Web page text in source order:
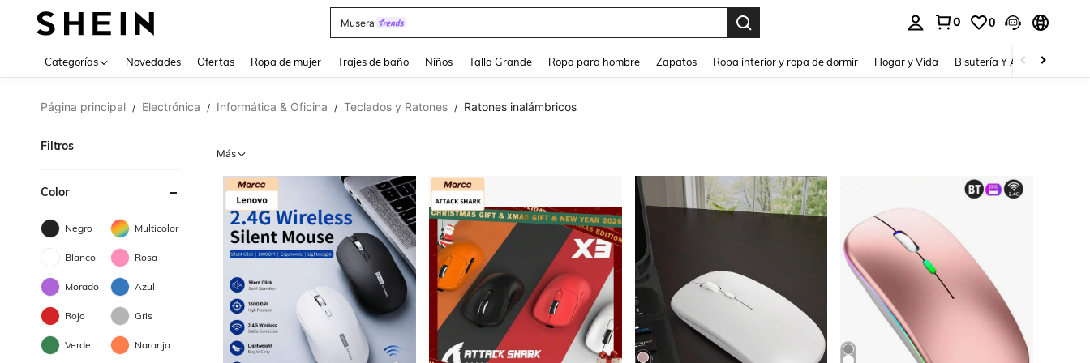
Musera 0 0
Categorías Novedades Ofertas Ropa de mujer Trajes de baño Niños Talla Grande Ropa para hombre Zapatos Ropa interior y ropa de dormir Hogar y Vida Bisutería Y Accesorios
Página principal / Electrónica / Informática & Oficina / Teclados y Ratones / Ratones inalámbricos
Filtros
Color
Negro Multicolor
Blanco Rosa
Morado Azul
Rojo Gris
Verde Naranja
Más